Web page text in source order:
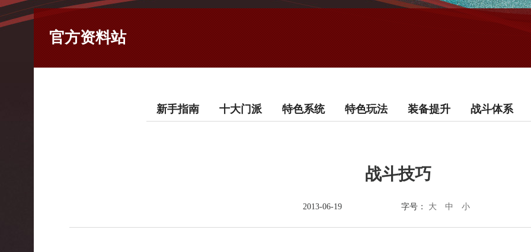
官方资料站
新手指南 十大门派 特色系统 特色玩法 装备提升 战斗体系
战斗技巧
2013-06-19 字号： 大 中 小